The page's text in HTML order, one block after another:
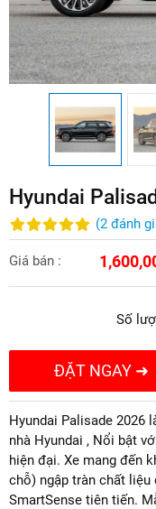
Hyundai
(2 đánh
Giá bán :
Số
ĐẶT NGAY ➜
Hyundai Palisade 2026
nhà Hyundai , Nổi bật
hiện đại. Xe mang đến
chỗ) ngập tràn chất liệu
SmartSense tiên tiến.